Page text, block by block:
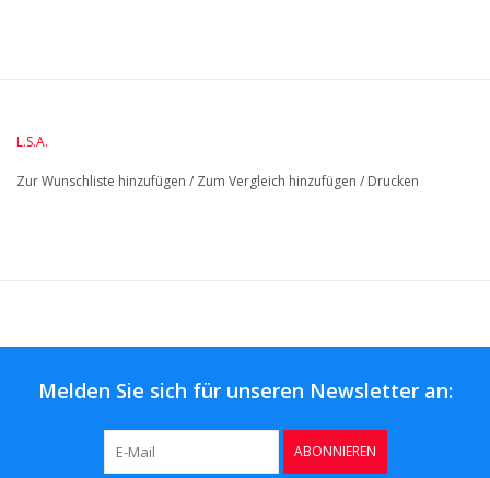
BreiteMM: 130
L.S.A.
Zur Wunschliste hinzufügen / Zum Vergleich hinzufügen / Drucken
Melden Sie sich für unseren Newsletter an:
ABONNIEREN